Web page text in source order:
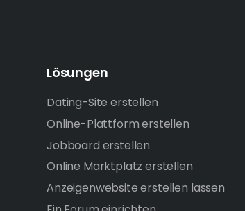
Lösungen
Dating-Site erstellen
Online-Plattform erstellen
Jobboard erstellen
Online Marktplatz erstellen
Anzeigenwebsite erstellen lassen